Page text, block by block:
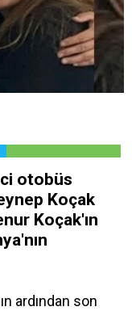
otobüs
Koçak
Koçak'ın
ardından son